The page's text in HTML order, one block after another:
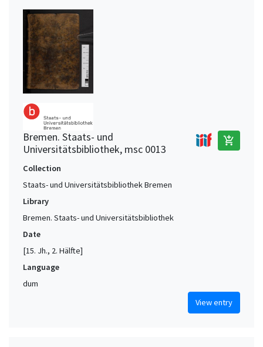
Bremen. Staats- und
Universitätsbibliothek, msc 0013
add_shopping_cart
Collection
Staats- und Universitätsbibliothek Bremen
Library
Bremen. Staats- und Universitätsbibliothek
Date
[15. Jh., 2. Hälfte]
Language
dum
View entry